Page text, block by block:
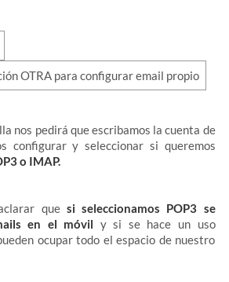
nos pedirá que escribamos la cuenta de
configurar y seleccionar si queremos
o IMAP.
que si seleccionamos POP3 se
en el móvil y si se hace un uso
ocupar todo el espacio de nuestro